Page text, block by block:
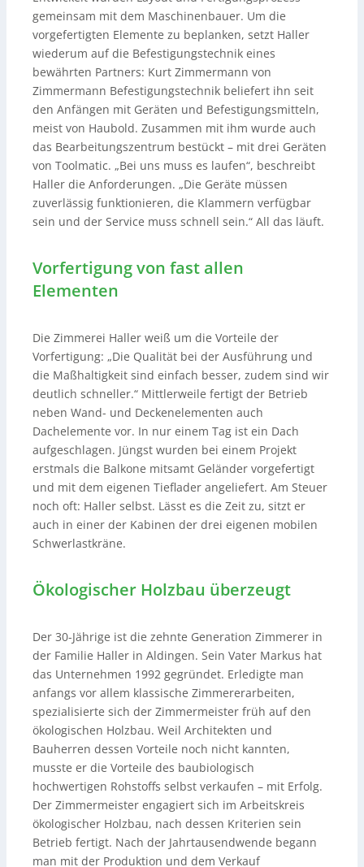
gemeinsam mit dem Maschinenbauer. Um die
vorgefertigten Elemente zu beplanken, setzt Haller
wiederum auf die Befestigungstechnik eines
bewährten Partners: Kurt Zimmermann von
Zimmermann Befestigungstechnik beliefert ihn seit
den Anfängen mit Geräten und Befestigungsmitteln,
meist von Haubold. Zusammen mit ihm wurde auch
das Bearbeitungszentrum bestückt – mit drei Geräten
von Toolmatic. „Bei uns muss es laufen“, beschreibt
Haller die Anforderungen. „Die Geräte müssen
zuverlässig funktionieren, die Klammern verfügbar
sein und der Service muss schnell sein.“ All das läuft.
Vorfertigung von fast allen
Elementen
Die Zimmerei Haller weiß um die Vorteile der
Vorfertigung: „Die Qualität bei der Ausführung und
die Maßhaltigkeit sind einfach besser, zudem sind wir
deutlich schneller.“ Mittlerweile fertigt der Betrieb
neben Wand- und Deckenelementen auch
Dachelemente vor. In nur einem Tag ist ein Dach
aufgeschlagen. Jüngst wurden bei einem Projekt
erstmals die Balkone mitsamt Geländer vorgefertigt
und mit dem eigenen Tieflader angeliefert. Am Steuer
noch oft: Haller selbst. Lässt es die Zeit zu, sitzt er
auch in einer der Kabinen der drei eigenen mobilen
Schwerlastkräne.
Ökologischer Holzbau überzeugt
Der 30-Jährige ist die zehnte Generation Zimmerer in
der Familie Haller in Aldingen. Sein Vater Markus hat
das Unternehmen 1992 gegründet. Erledigte man
anfangs vor allem klassische Zimmererarbeiten,
spezialisierte sich der Zimmermeister früh auf den
ökologischen Holzbau. Weil Architekten und
Bauherren dessen Vorteile noch nicht kannten,
musste er die Vorteile des baubiologisch
hochwertigen Rohstoffs selbst verkaufen – mit Erfolg.
Der Zimmermeister engagiert sich im Arbeitskreis
ökologischer Holzbau, nach dessen Kriterien sein
Betrieb fertigt. Nach der Jahrtausendwende begann
man mit der Produktion und dem Verkauf